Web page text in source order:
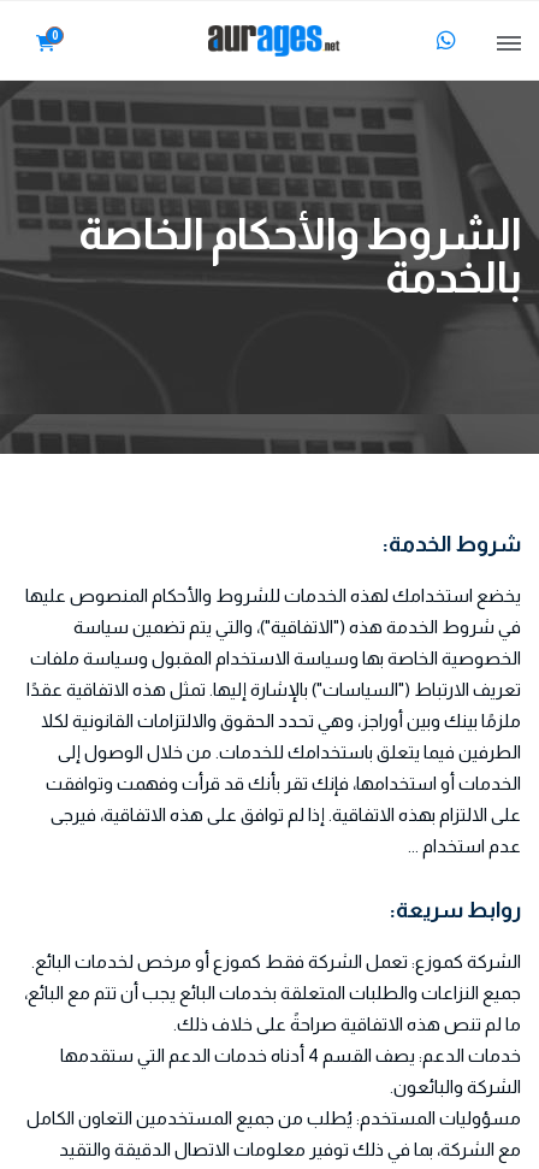
0
الشروط والأحكام الخاصة
بالخدمة
شروط الخدمة:
يخضع استخدامك لهذه الخدمات للشروط والأحكام المنصوص عليها
في شروط الخدمة هذه ("الاتفاقية")، والتي يتم تضمين سياسة
الخصوصية الخاصة بها وسياسة الاستخدام المقبول وسياسة ملفات
تعريف الارتباط ("السياسات") بالإشارة إليها. تمثل هذه الاتفاقية عقدًا
ملزمًا بينك وبين أوراجز، وهي تحدد الحقوق والالتزامات القانونية لكلا
الطرفين فيما يتعلق باستخدامك للخدمات. من خلال الوصول إلى
الخدمات أو استخدامها، فإنك تقر بأنك قد قرأت وفهمت وتوافقت
على الالتزام بهذه الاتفاقية. إذا لم توافق على هذه الاتفاقية، فيرجى
عدم استخدام ...
روابط سريعة:
الشركة كموزع: تعمل الشركة فقط كموزع أو مرخص لخدمات البائع.
جميع النزاعات والطلبات المتعلقة بخدمات البائع يجب أن تتم مع البائع،
ما لم تنص هذه الاتفاقية صراحةً على خلاف ذلك.
خدمات الدعم: يصف القسم 4 أدناه خدمات الدعم التي ستقدمها
الشركة والبائعون.
مسؤوليات المستخدم: يُطلب من جميع المستخدمين التعاون الكامل
مع الشركة، بما في ذلك توفير معلومات الاتصال الدقيقة والتقيد